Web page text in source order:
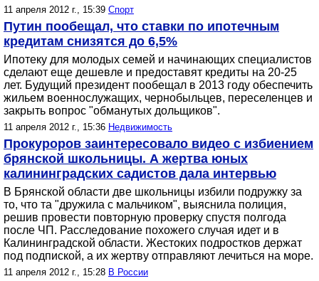
11 апреля 2012 г., 15:39 Спорт
Путин пообещал, что ставки по ипотечным
кредитам снизятся до 6,5%
Ипотеку для молодых семей и начинающих специалистов
сделают еще дешевле и предоставят кредиты на 20-25
лет. Будущий президент пообещал в 2013 году обеспечить
жильем военнослужащих, чернобыльцев, переселенцев и
закрыть вопрос "обманутых дольщиков".
11 апреля 2012 г., 15:36 Недвижимость
Прокуроров заинтересовало видео с избиением
брянской школьницы. А жертва юных
калининградских садистов дала интервью
В Брянской области две школьницы избили подружку за
то, что та "дружила с мальчиком", выяснила полиция,
решив провести повторную проверку спустя полгода
после ЧП. Расследование похожего случая идет и в
Калининградской области. Жестоких подростков держат
под подпиской, а их жертву отправляют лечиться на море.
11 апреля 2012 г., 15:28 В России